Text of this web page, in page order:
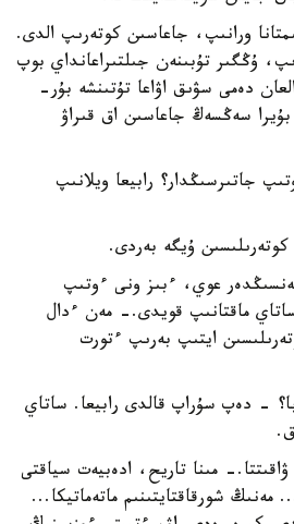
ورانىپ، جاعاسىن كوتەرىپ الدى.
ۇڭگىر تۇبىنەن جىلتىراعانداي بوپ
دەمى سۋىق اۋاعا تۇتىنشە بۇر-
سەڭسەڭ جاعاسىن اق قىراۋ
جاتىرسىڭدار؟ رابيعا ويلانىپ
ۇيگە بەردى.
عوي، ءبىز ونى ءوتىپ
ماقتانىپ قويدى.- مەن ءدال
ايتىپ بەرىپ ءتورت
- دەپ سۇراپ قالدى رابيعا. ساتاي
مىنا تاريح، ادەبيەت سياقتى
شورقاقتايتىنىم ماتەماتيكا...